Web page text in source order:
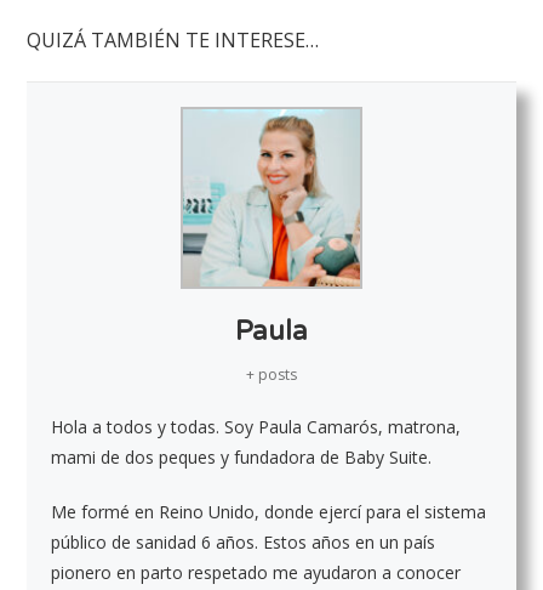
QUIZÁ TAMBIÉN TE INTERESE…
Paula
+ posts
Hola a todos y todas. Soy Paula Camarós, matrona,
mami de dos peques y fundadora de Baby Suite.
Me formé en Reino Unido, donde ejercí para el sistema
público de sanidad 6 años. Estos años en un país
pionero en parto respetado me ayudaron a conocer